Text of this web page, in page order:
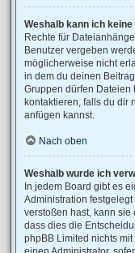
Weshalb kann ich
Rechte für
Benutzer vergeben
möglicherweise nicht
in dem du deinen
Gruppen dürfen Dateien
kontaktieren, falls du dir
anfügen kannst.
Nach oben
Weshalb wurde ich
In jedem Board gibt es
Administration
verstoßen hast, kann
dass dies die
phpBB Limited nichts